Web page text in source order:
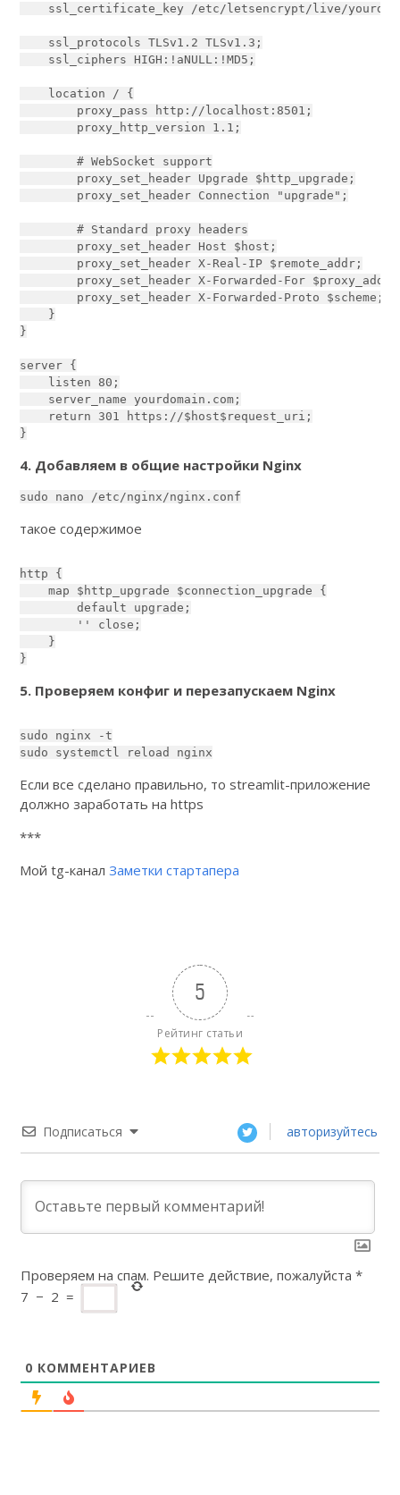
ssl_certificate_key /etc/letsencrypt/live/
    ssl_protocols TLSv1.2 TLSv1.3;
    ssl_ciphers HIGH:!aNULL:!MD5;
    location / {
        proxy_pass http://localhost:8501;
        proxy_http_version 1.1;
        # WebSocket support
        proxy_set_header Upgrade $http_upgrade;
        proxy_set_header Connection "upgrade";
        # Standard proxy headers
        proxy_set_header Host $host;
        proxy_set_header X-Real-IP $remote_addr;
proxy_set_header X-Forwarded-For
        proxy_set_header X-Forwarded-Proto $scheme;
    }
}
server {
    listen 80;
    server_name yourdomain.com;
    return 301 https://$host$request_uri;
}
4. Добавляем в общие настройки Nginx
sudo nano /etc/nginx/nginx.conf
такое содержимое
http {
    map $http_upgrade $connection_upgrade {
        default upgrade;
        '' close;
    }
}
5. Проверяем конфиг и перезапускаем Nginx
sudo nginx -t
sudo systemctl reload nginx
Если все сделано правильно, то streamlit-приложение
должно заработать на https
***
Мой tg-каналЗаметки стартапера
5
Рейтинг статьи
Подписаться авторизуйтесь
Проверяем на спам. Решите действие, пожалуйста *
7 − 2 =
0 КОММЕНТАРИЕВ